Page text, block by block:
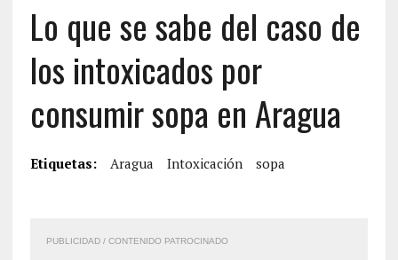
Lo que se sabe del caso de
los intoxicados por
consumir sopa en Aragua
Etiquetas: Aragua Intoxicación sopa
PUBLICIDAD / CONTENIDO PATROCINADO